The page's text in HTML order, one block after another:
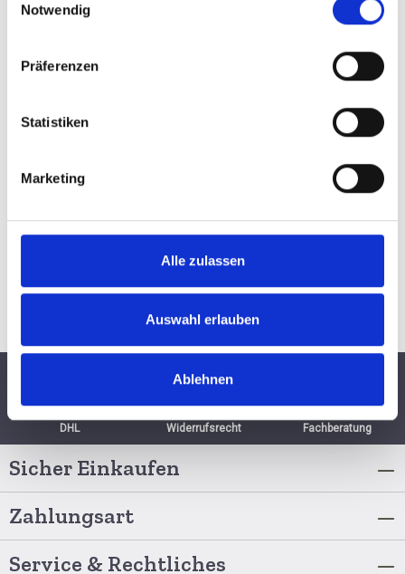
Notwendig
Präferenzen
Statistiken
Marketing
Alle zulassen
Auswahl erlauben
Ablehnen
(14,20 € / 1 Liter)
10,65 €
BESTELLEN
DHL
Widerrufsrecht
Fachberatung
Sicher Einkaufen
Zahlungsart
Service & Rechtliches